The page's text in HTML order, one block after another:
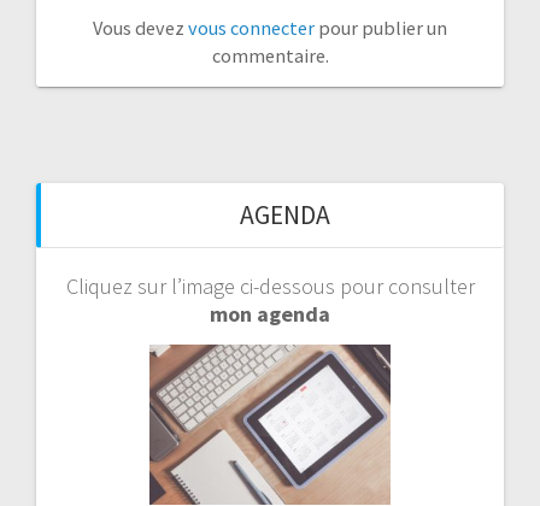
Vous devez vous connecter pour publier un
commentaire.
AGENDA
Cliquez sur l’image ci-dessous pour consulter
mon agenda